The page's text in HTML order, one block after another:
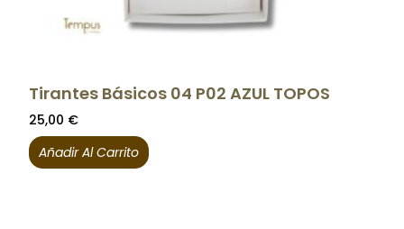
Tirantes Básicos 04 P02 AZUL TOPOS
25,00 €
Añadir Al Carrito